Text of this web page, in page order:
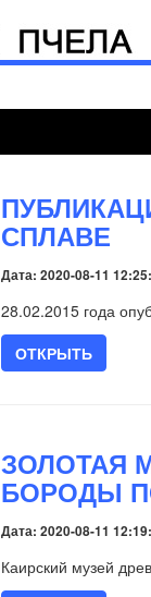
СПЛАВЕ
Дата: 2020-08-11
28.02.2015 года
ОТКРЫТЬ
ЗОЛОТАЯ
БОРОДЫ
Дата: 2020-08-11
Каирский музей